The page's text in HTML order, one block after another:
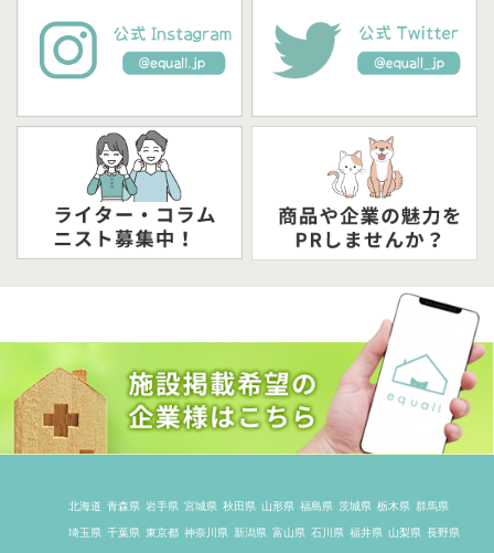
北海道 青森県 岩手県 宮城県 秋田県 山形県 福島県 茨城県 栃木県 群馬県
埼玉県 千葉県 東京都 神奈川県 新潟県 富山県 石川県 福井県 山梨県 長野県